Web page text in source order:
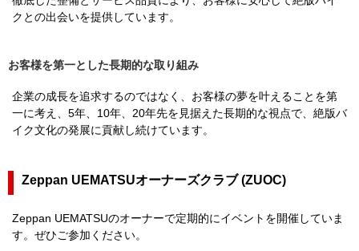
クとの出会いを提供しています。
お客様を第一とした長期的な取り組み
企業の成長を追求するのではなく、お客様の夢を叶えることを第
一に考え、5年、10年、20年先を見据えた長期的な視点で、絶版バ
イク文化の発展に貢献し続けています。
Zeppan UEMATSUオーナーズクラブ (ZUOC)
Zeppan UEMATSUのオーナーで定期的にイベントを開催していま
す。ぜひご参加ください。